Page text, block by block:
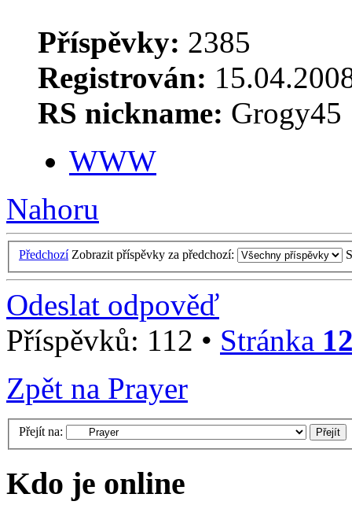
Příspěvky: 2385
Registrován:
RS nickname: Grogy45
WWW
Nahoru
Předchozí Zobrazit příspěvky za předchozí:
Odeslat odpověď
Příspěvků: 112 • Stránka
Zpět na Prayer
Přejít na:
Kdo je online